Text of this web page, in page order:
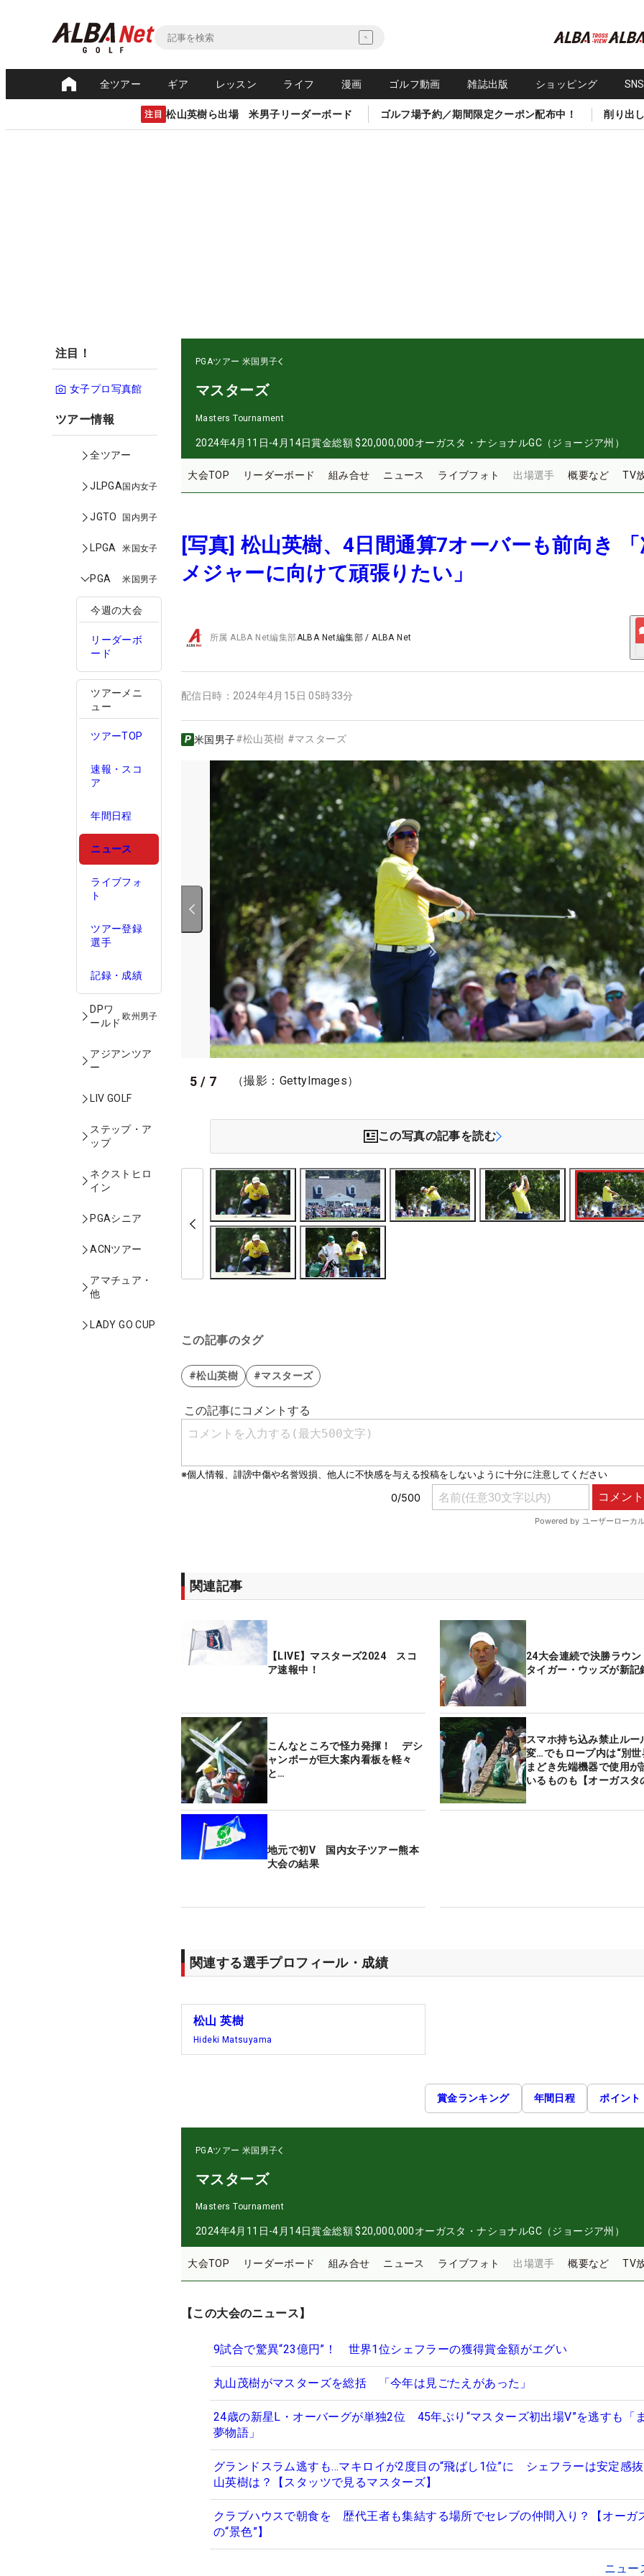
全ツアー ギア レッスン ライフ 漫画 ゴルフ動画 雑誌出版 ショッピング
注目 松山英樹ら出場 米男子リーダーボード ゴルフ場予約／期間限定クーポン配布中！ 削り出
注目！
女子プロ写真館
ツアー情報
全ツアー
JLPGA国内女子
JGTO 国内男子
LPGA 米国女子
PGA 米国男子
今週の大会
リーダーボ
ード
ツアーメニ
ュー
ツアーTOP
速報・スコ
ア
年間日程
ニュース
ライブフォ
ト
ツアー登録
選手
記録・成績
DPワ
ールド
欧州男子
アジアンツア
ー
LIV GOLF
ステップ・ア
ップ
ネクストヒロ
イン
PGAシニア
ACNツアー
アマチュア・
他
LADY GO CUP
PGAツアー 米国男子
マスターズ
Masters Tournament
2024年4月11日-4月14日賞金総額 $20,000,000オーガスタ・ナショナルGC（ジョージア州）
大会TOP リーダーボード 組み合せ ニュース ライブフォト 出場選手 概要など TV
[写真] 松山英樹、4日間通算7オーバーも前向き
メジャーに向けて頑張りたい」
所属ALBA Net編集部ALBA Net編集部 /ALBA Net
配信日時： 2024年4月15日 05時33分
米国男子#松山英樹 #マスターズ
5 / 7 （撮影：GettyImages）
この写真の記事を読む
この記事のタグ
#松山英樹 #マスターズ
関連記事
【LIVE】マスターズ2024 スコ
ア速報中！
24大会連続で決勝ラウ
タイガー・ウッズが新記
こんなところで怪力発揮！ デシ
ャンボーが巨大案内看板を軽々
と…
スマホ持ち込み禁止ルー
変…でもロープ内は“別世
まどき先端機器で使用が
いるものも【オーガスタ
地元で初V 国内女子ツアー熊本
大会の結果
関連する選手プロフィール・成績
松山 英樹
Hideki Matsuyama
賞金ランキング 年間日程 ポイント
PGAツアー 米国男子
マスターズ
Masters Tournament
2024年4月11日-4月14日賞金総額 $20,000,000オーガスタ・ナショナルGC（ジョージア州）
大会TOP リーダーボード 組み合せ ニュース ライブフォト 出場選手 概要など TV
【この大会のニュース】
9試合で驚異“23億円”！ 世界1位シェフラーの獲得賞金額がエグい
丸山茂樹がマスターズを総括 「今年は見ごたえがあった」
24歳の新星L・オーバーグが単独2位 45年ぶり“マスターズ初出場V”を逃すも「
夢物語」
グランドスラム逃すも…マキロイが2度目の“飛ばし1位”に シェフラーは安定感
山英樹は？【スタッツで見るマスターズ】
クラブハウスで朝食を 歴代王者も集結する場所でセレブの仲間入り？【オーガ
の“景色”】
ニュー